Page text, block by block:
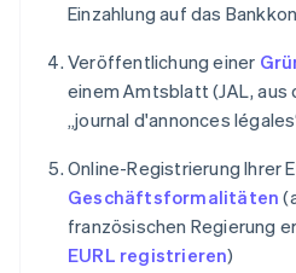
Einzahlung auf das
Veröffentlichung einer
einem Amtsblatt (JAL, aus
„journal d'annonces
Online-Registrierung Ihrer
Geschäftsformalitäten
französischen Regierung
EURL registrieren)